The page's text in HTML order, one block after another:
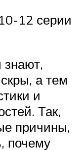
12 серии
а тем
и
Так,
причины,
почему